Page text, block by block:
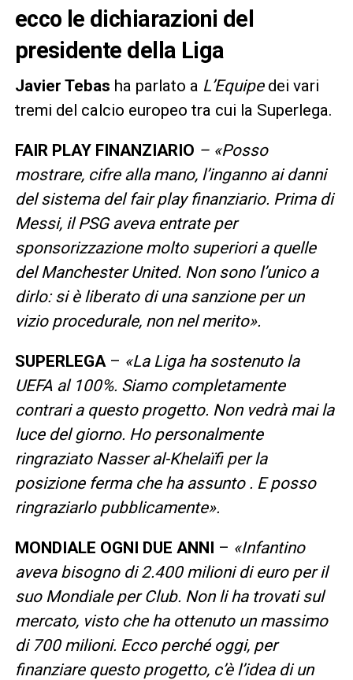
ecco le dichiarazioni del
presidente della Liga
Javier Tebas ha parlato a L’Equipedei vari
tremi del calcio europeo tra cui la Superlega.
FAIR PLAY FINANZIARIO – «Posso
mostrare, cifre alla mano, l’inganno ai danni
del sistema del fair play finanziario. Prima di
Messi, il PSG aveva entrate per
sponsorizzazione molto superiori a quelle
del Manchester United. Non sono l’unico a
dirlo: si è liberato di una sanzione per un
vizio procedurale, non nel merito».
SUPERLEGA– «La Liga ha sostenuto la
UEFA al 100%. Siamo completamente
contrari a questo progetto. Non vedrà mai la
luce del giorno. Ho personalmente
ringraziato Nasser al-Khelaïfi per la
posizione ferma che ha assunto . E posso
ringraziarlo pubblicamente».
MONDIALE OGNI DUE ANNI – «Infantino
aveva bisogno di 2.400 milioni di euro per il
suo Mondiale per Club. Non li ha trovati sul
mercato, visto che ha ottenuto un massimo
di 700 milioni. Ecco perché oggi, per
finanziare questo progetto, c’è l’idea di un